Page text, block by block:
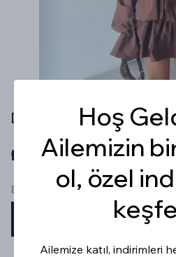
DÜŞÜK OMUZ KAHVRENGİ BALON
₺ 1,049.99
Beden
L
Hoş
Ailemizin
ol, özel
Ailemize katıl, indirimleri